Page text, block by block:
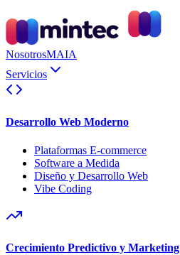
NosotrosMAIA
Servicios
Desarrollo Web Moderno
Plataformas E-commerce
Software a Medida
Diseño y Desarrollo Web
Vibe Coding
Crecimiento Predictivo y Marketing